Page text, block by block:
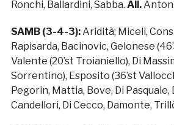
Ronchi, Ballardini, Sabba. All.
SAMB (3-4-3): Aridità; Miceli,
Rapisarda, Bacinovic, Gelonese
Valente (20’st Troianiello), Di
Sorrentino), Esposito (36’st
Pegorin, Mattia, Bove, Di
Candellori, Di Cecco, Damonte,